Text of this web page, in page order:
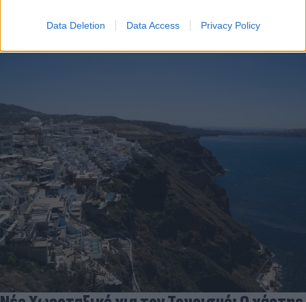
Data Deletion Data Access Privacy Policy